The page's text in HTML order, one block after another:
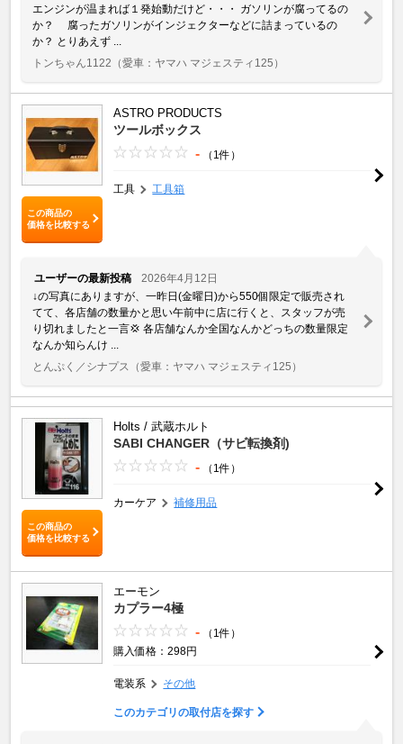
エンジンが温まれば１発始動だけど・・・ ガソリンが腐ってるの
か？ 腐ったガソリンがインジェクターなどに詰まっているの
か？ とりあえず ...
トンちゃん1122 （愛車：ヤマハ マジェスティ125）
この商品の
価格を比較する
ASTRO PRODUCTS
ツールボックス
- （1件）
工具 工具箱
ユーザーの最新投稿
2026年4月12日
↓の写真にありますが、一昨日(金曜日)から550個限定で販売され
てて、各店舗の数量かと思い午前中に店に行くと、スタッフが売
り切れましたと一言💢 各店舗なんか全国なんかどっちの数量限定
なんか知らんけ ...
とんぷく／シナプス
（愛車：ヤマハ マジェスティ125）
この商品の
価格を比較する
Holts / 武蔵ホルト
SABI CHANGER（サビ転換剤)
- （1件）
カーケア 補修用品
エーモン
カプラー4極
-
（1件）
購入価格：298円
電装系 その他
このカテゴリの取付店を探す